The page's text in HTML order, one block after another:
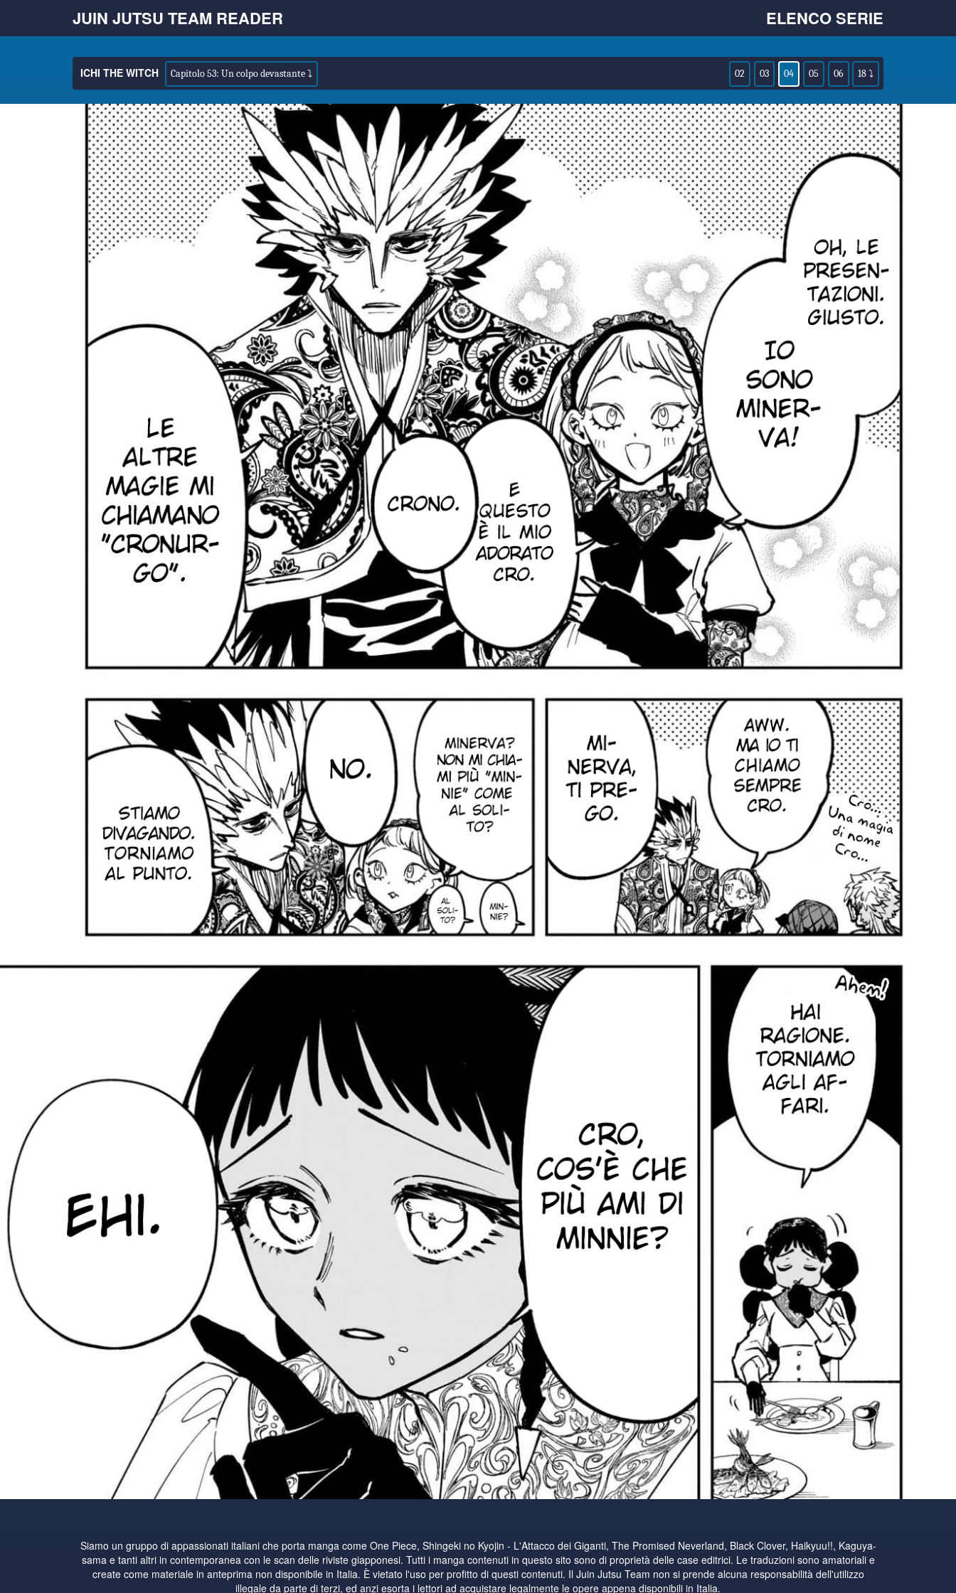
JUIN JUTSU TEAM READER ELENCO SERIE
ICHI THE WITCH Capitolo 53: Un colpo devastante ⤵ 02 03 04 05 06 18 ⤵
Siamo un gruppo di appassionati italiani che porta manga come One Piece, Shingeki no Kyojin - L'Attacco dei Giganti, The Promised Neverland, Black Clover, Haikyuu!!, Kaguya-
sama e tanti altri in contemporanea con le scan delle riviste giapponesi. Tutti i manga contenuti in questo sito sono di proprietà delle case editrici. Le traduzioni sono amatoriali e
create come materiale in anteprima non disponibile in Italia. È vietato l'uso per profitto di questi contenuti. Il Juin Jutsu Team non si prende alcuna responsabilità dell'utilizzo
illegale da parte di terzi, ed anzi esorta i lettori ad acquistare legalmente le opere appena disponibili in Italia.